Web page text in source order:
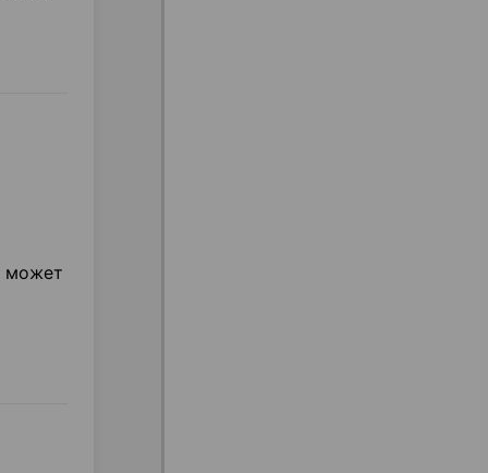
может